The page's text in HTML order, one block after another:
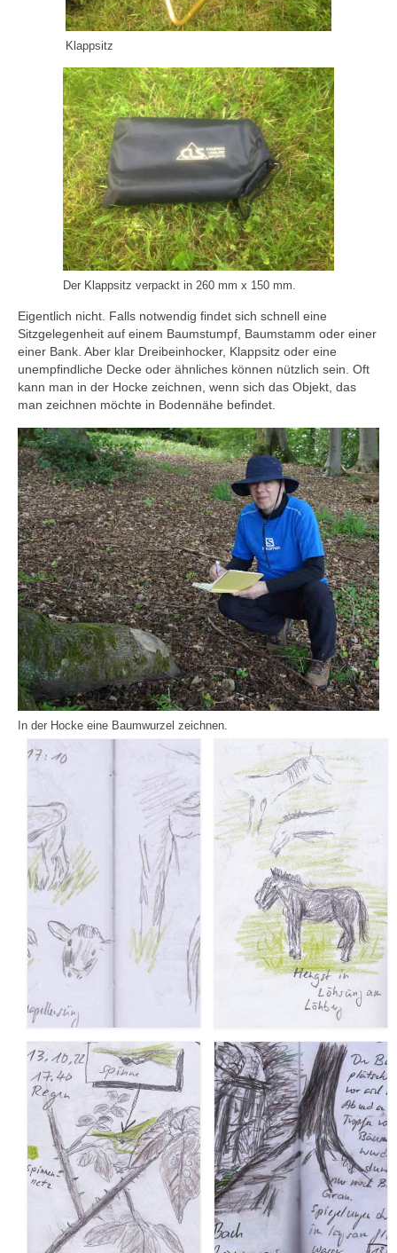
Klappsitz
Der Klappsitz verpackt in 260 mm x 150 mm.
Eigentlich nicht. Falls notwendig findet sich schnell eine
Sitzgelegenheit auf einem Baumstumpf, Baumstamm oder einer
einer Bank. Aber klar Dreibeinhocker, Klappsitz oder eine
unempfindliche Decke oder ähnliches können nützlich sein. Oft
kann man in der Hocke zeichnen, wenn sich das Objekt, das
man zeichnen möchte in Bodennähe befindet.
In der Hocke eine Baumwurzel zeichnen.